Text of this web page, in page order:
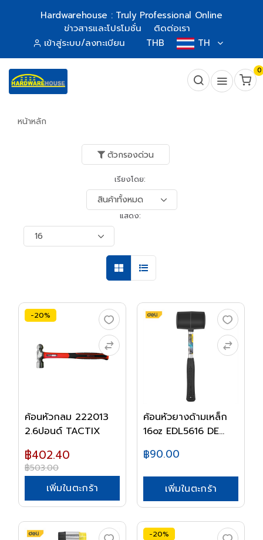
Hardwarehouse : Truly Professional Online
ข่าวสารและโปรโมชั่น
ติดต่อเรา
เข้าสู่ระบบ/ลงทะเบียน
THB TH
0
หน้าหลัก
ตัวกรองด่วน
เรียงโดย:
แสดง:
-20%
ค้อนหัวกลม 222013
2.6ปอนด์ TACTIX
฿402.40
฿503.00
เพิ่มในตะกร้า
ค้อนหัวยางด้ามเหล็ก
16oz EDL5616 DE...
฿90.00
เพิ่มในตะกร้า
-20%